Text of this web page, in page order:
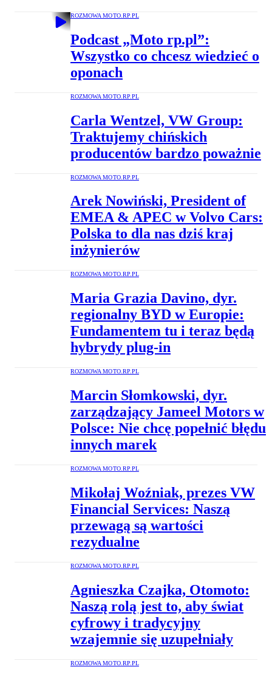
ROZMOWA MOTO.RP.PL
Podcast „Moto rp.pl”:
Wszystko co chcesz wiedzieć o
oponach
ROZMOWA MOTO.RP.PL
Carla Wentzel, VW Group:
Traktujemy chińskich
producentów bardzo poważnie
ROZMOWA MOTO.RP.PL
Arek Nowiński, President of
EMEA & APEC w Volvo Cars:
Polska to dla nas dziś kraj
inżynierów
ROZMOWA MOTO.RP.PL
Maria Grazia Davino, dyr.
regionalny BYD w Europie:
Fundamentem tu i teraz będą
hybrydy plug-in
ROZMOWA MOTO.RP.PL
Marcin Słomkowski, dyr.
zarządzający Jameel Motors w
Polsce: Nie chcę popełnić błędu
innych marek
ROZMOWA MOTO.RP.PL
Mikołaj Woźniak, prezes VW
Financial Services: Naszą
przewagą są wartości
rezydualne
ROZMOWA MOTO.RP.PL
Agnieszka Czajka, Otomoto:
Naszą rolą jest to, aby świat
cyfrowy i tradycyjny
wzajemnie się uzupełniały
ROZMOWA MOTO.RP.PL